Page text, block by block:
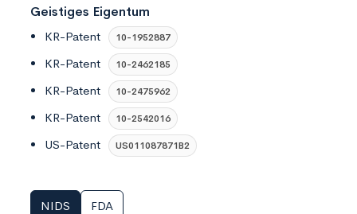
Geistiges Eigentum
KR-Patent 10-1952887
KR-Patent 10-2462185
KR-Patent 10-2475962
KR-Patent 10-2542016
US-Patent US011087871B2
NIDS FDA